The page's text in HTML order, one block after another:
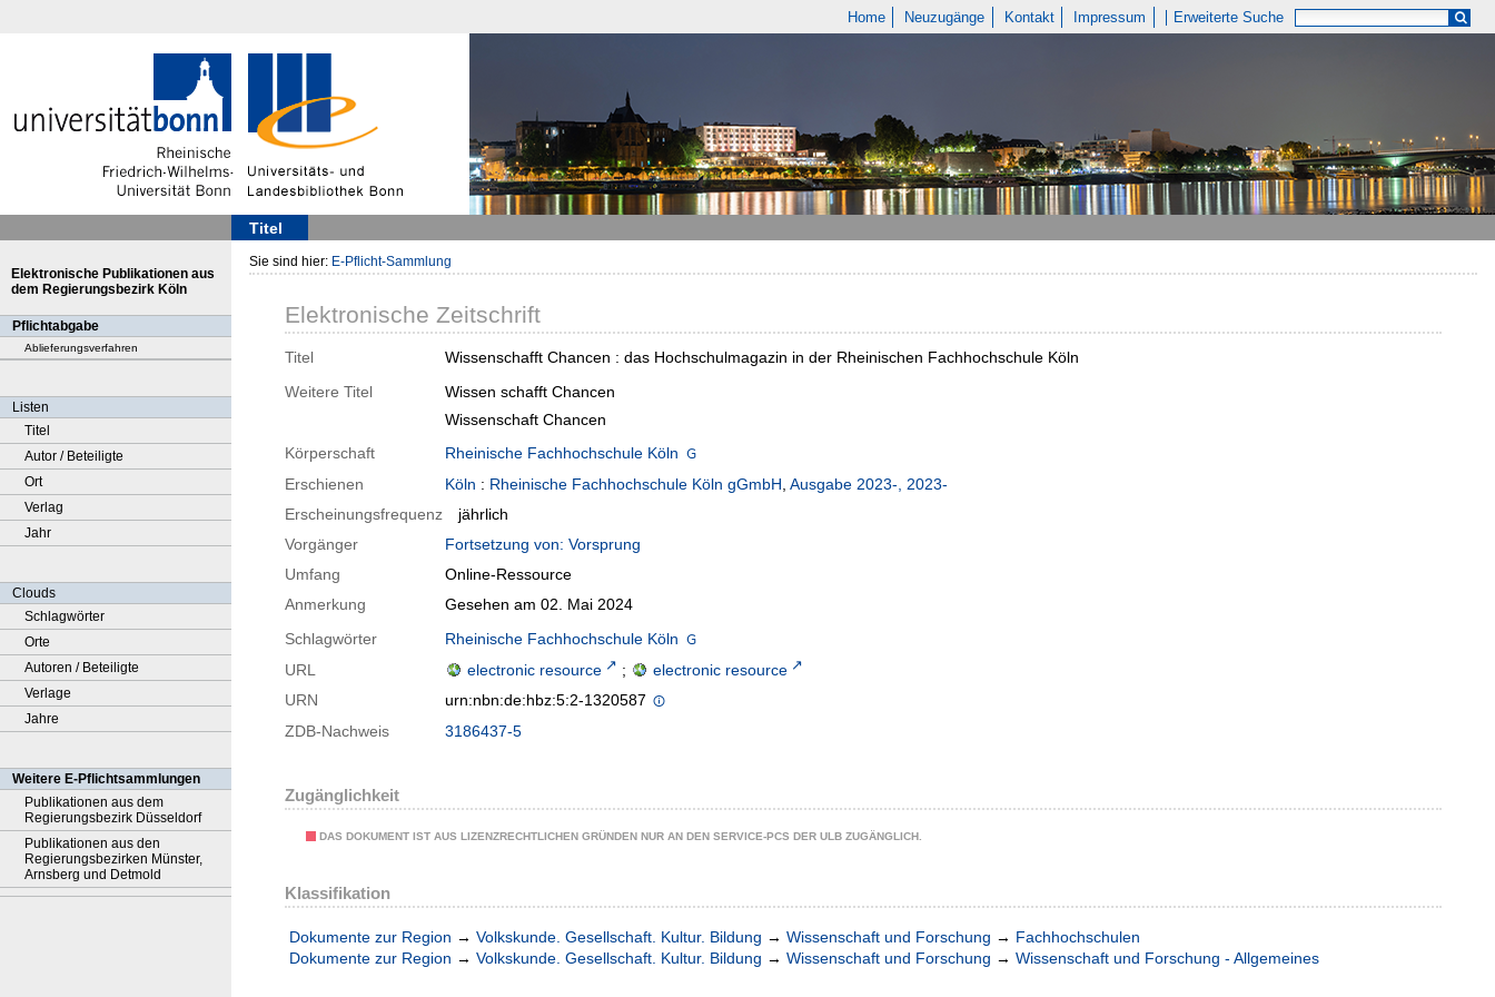
Home Neuzugänge Kontakt Impressum Erweiterte Suche
Titel
Elektronische Publikationen aus
dem Regierungsbezirk Köln
Pflichtabgabe
Ablieferungsverfahren
Listen
Titel
Autor / Beteiligte
Ort
Verlag
Jahr
Clouds
Schlagwörter
Orte
Autoren / Beteiligte
Verlage
Jahre
Weitere E-Pflichtsammlungen
Publikationen aus dem
Regierungsbezirk Düsseldorf
Publikationen aus den
Regierungsbezirken Münster,
Arnsberg und Detmold
Sie sind hier: E-Pflicht-Sammlung
Elektronische Zeitschrift
Titel
Wissenschafft Chancen : das Hochschulmagazin in der Rheinischen Fachhochschule Köln
Weitere Titel
Wissen schafft Chancen
Wissenschaft Chancen
Körperschaft
Rheinische Fachhochschule Köln
Erschienen
Köln : Rheinische Fachhochschule Köln gGmbH, Ausgabe 2023-, 2023-
Erscheinungsfrequenz
jährlich
Vorgänger
Fortsetzung von: Vorsprung
Umfang
Online-Ressource
Anmerkung
Gesehen am 02. Mai 2024
Schlagwörter
Rheinische Fachhochschule Köln
URL
electronic resource ;
electronic resource
URN
urn:nbn:de:hbz:5:2-1320587
ZDB-Nachweis
3186437-5
Zugänglichkeit
DAS DOKUMENT IST AUS LIZENZRECHTLICHEN GRÜNDEN NUR AN DEN SERVICE-PCS DER ULB ZUGÄNGLICH.
Klassifikation
Dokumente zur Region → Volkskunde. Gesellschaft. Kultur. Bildung → Wissenschaft und Forschung → Fachhochschulen
Dokumente zur Region → Volkskunde. Gesellschaft. Kultur. Bildung → Wissenschaft und Forschung → Wissenschaft und Forschung - Allgemeines